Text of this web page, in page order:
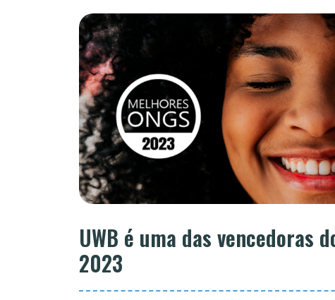
UWB é uma das vencedoras
2023